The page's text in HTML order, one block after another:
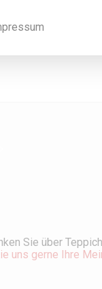
Sie über
uns gerne Ihre